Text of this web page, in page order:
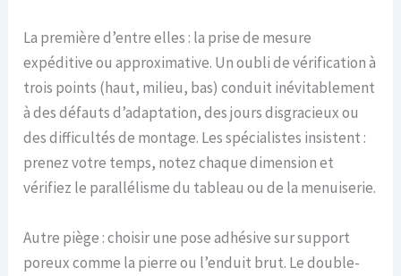
La première d’entre elles : la prise de mesure
expéditive ou approximative. Un oubli de vérification à
trois points (haut, milieu, bas) conduit inévitablement
à des défauts d’adaptation, des jours disgracieux ou
des difficultés de montage. Les spécialistes insistent :
prenez votre temps, notez chaque dimension et
vérifiez le parallélisme du tableau ou de la menuiserie.
Autre piège : choisir une pose adhésive sur support
poreux comme la pierre ou l’enduit brut. Le double-